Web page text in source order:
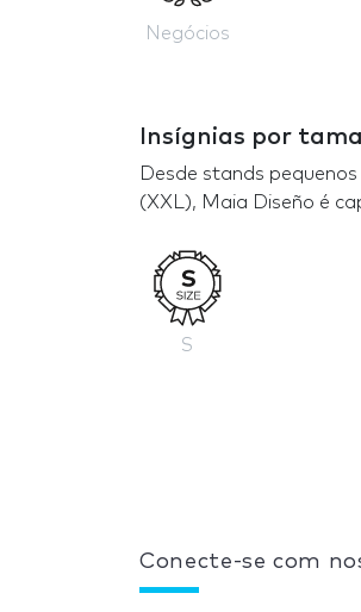
Negócios
Insígnias por
Desde stands
(XXL), Maia Diseño é
S
Conecte-se com